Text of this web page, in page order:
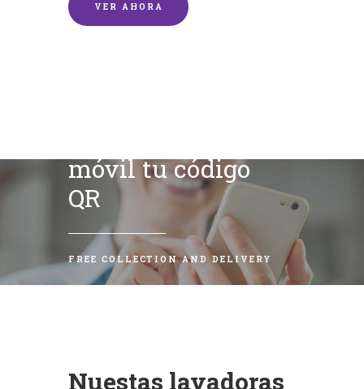
VER AHORA
móvil tu código
QR
FREE COLLECTION AND DELIVERY
Nuestas lavadoras